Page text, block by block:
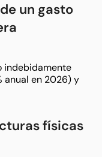
un gasto
indebidamente
anual en 2026) y
físicas